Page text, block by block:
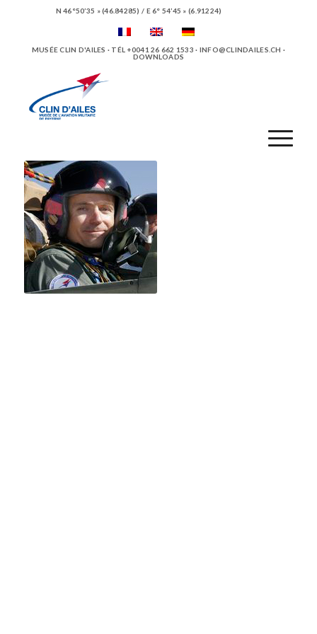
N 46°50’35 » (46.84285) / E 6° 54’45 » (6.91224)
MUSÉE CLIN D'AILES · TÉL +0041 26 662 1533 · INFO@CLINDAILES.CH ·
DOWNLOADS